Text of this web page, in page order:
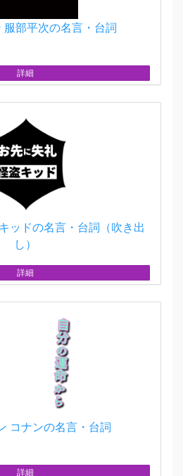
部平次の名言・台詞
詳細
ッドの名言・台詞（吹き出
し）
詳細
コナンの名言・台詞
詳細